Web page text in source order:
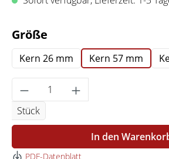
Größe
Kern 26 mm Kern 57 mm
Produkt Anzahl: Gib den
Stück
In den
PDF-Datenblatt